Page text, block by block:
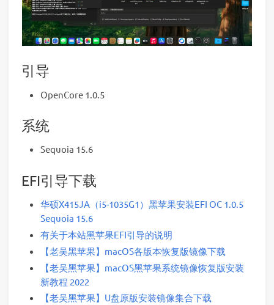
引导
OpenCore 1.0.5
系统
Sequoia 15.6
EFI引导下载
华硕X415JA（i5-1035G1）黑苹果安装EFI OC 1.0.5
Sequoia 15.6
有关于本站黑苹果EFI引导的说明
【老吴黑苹果】macOS各版本恢复版镜像下载
【老吴黑苹果】macOS黑苹果系统镜像恢复版安装
新教程 2022
【老吴黑苹果】U盘原版安装镜像集合下载